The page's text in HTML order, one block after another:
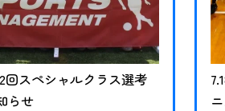
回スペシャルクラス選考
らせ